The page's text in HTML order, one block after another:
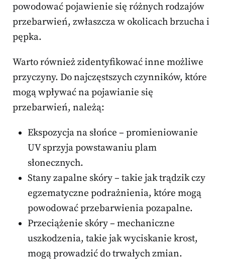
powodować pojawienie się różnych rodzajów
przebarwień, zwłaszcza w okolicach brzucha i
pępka.
Warto również zidentyfikować inne możliwe
przyczyny. Do najczęstszych czynników, które
mogą wpływać na pojawianie się
przebarwień, należą:
Ekspozycja na słońce – promieniowanie
UV sprzyja powstawaniu plam
słonecznych.
Stany zapalne skóry – takie jak trądzik czy
egzematyczne podrażnienia, które mogą
powodować przebarwienia pozapalne.
Przeciążenie skóry – mechaniczne
uszkodzenia, takie jak wyciskanie krost,
mogą prowadzić do trwałych zmian.